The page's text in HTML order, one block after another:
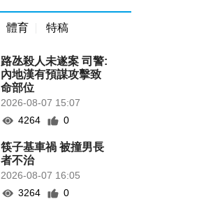
體育 特稿
路氹殺人未遂案 司警:
內地漢有預謀攻擊致
命部位
2026-08-07 15:07
4264
0
筷子基車禍 被撞男長
者不治
2026-08-07 16:05
3264
0